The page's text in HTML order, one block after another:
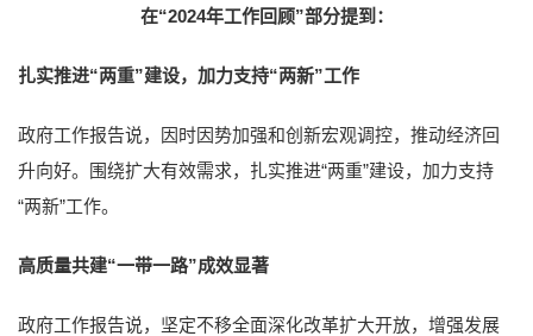
在“2024年工作回顾”部分提到：
扎实推进“两重”建设，加力支持“两新”工作
政府工作报告说，因时因势加强和创新宏观调控，推动经济回
升向好。围绕扩大有效需求，扎实推进“两重”建设，加力支持
“两新”工作。
高质量共建“一带一路”成效显著
政府工作报告说，坚定不移全面深化改革扩大开放，增强发展